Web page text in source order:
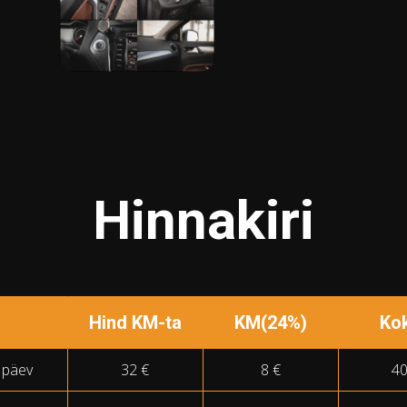
Hinnakiri
Hind KM-ta KM(24%)
32 € 8 €